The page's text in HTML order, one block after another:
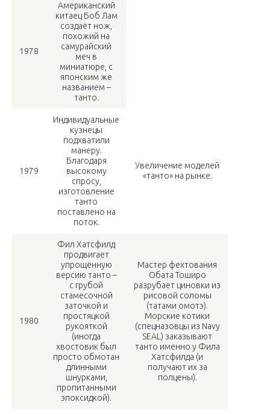
1978
Американский
китаец Боб Лам
создаёт нож,
похожий на
самурайский
меч в
миниатюре, с
японским же
названием –
танто.
1979
Индивидуальные
кузнецы
подхватили
манеру.
Благодаря
высокому
спросу,
изготовление
танто
поставлено на
поток.
Увеличение моделей
«танто» на рынке.
1980
Фил Хатсфилд
продвигает
упрощённую
версию танто –
с грубой
стамесочной
заточкой и
простяцкой
рукояткой
(иногда
хвостовик был
просто обмотан
длинными
шнурками,
пропитанными
эпоксидкой).
Мастер фехтования
Обата Тоширо
разрубает циновки из
рисовой соломы
(татами омотэ).
Морские котики
(спецназовцы из Navy
SEAL) заказывают
танто именно у Фила
Хатсфилда (и
получают их за
полцены).